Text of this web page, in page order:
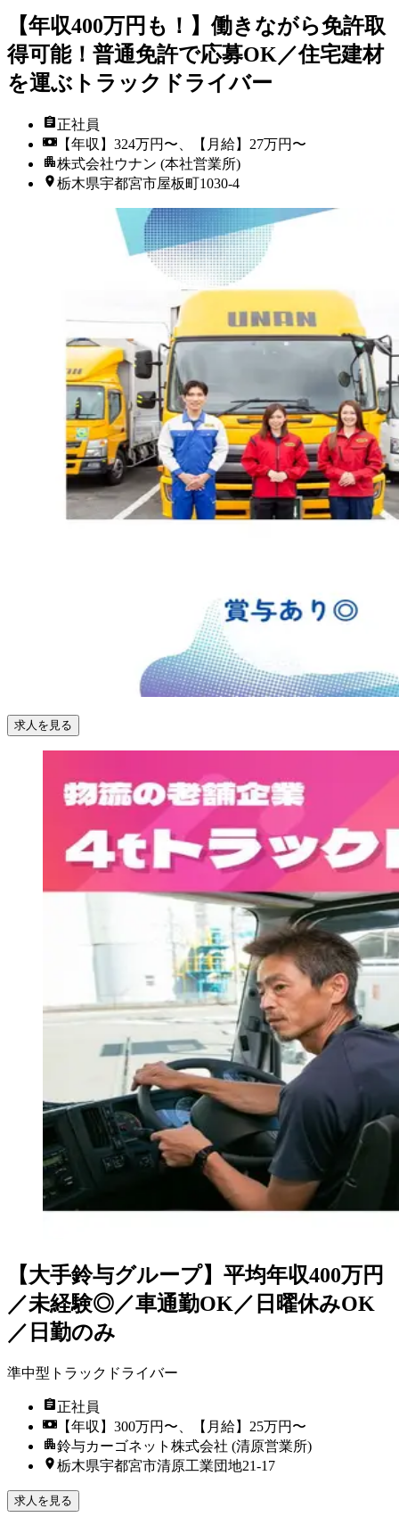
【年収400万円も！】働きながら免許取
得可能！普通免許で応募OK／住宅建材
を運ぶトラックドライバー
正社員
【年収】324万円〜、【月給】27万円〜
株式会社ウナン (本社営業所)
栃木県宇都宮市屋板町1030-4
求人を見る
【大手鈴与グループ】平均年収400万円
／未経験◎／車通勤OK／日曜休みOK
／日勤のみ
準中型トラックドライバー
正社員
【年収】300万円〜、【月給】25万円〜
鈴与カーゴネット株式会社 (清原営業所)
栃木県宇都宮市清原工業団地21-17
求人を見る